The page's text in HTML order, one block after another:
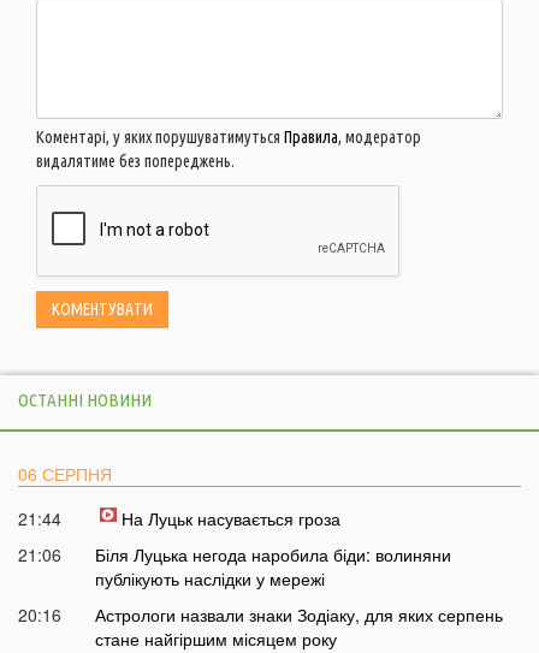
Коментарі, у яких порушуватимуться Правила, модератор
видалятиме без попереджень.
ОСТАННІ НОВИНИ
06 СЕРПНЯ
21:44
На Луцьк насувається гроза
21:06
Біля Луцька негода наробила біди: волиняни
публікують наслідки у мережі
20:16
Астрологи назвали знаки Зодіаку, для яких серпень
стане найгіршим місяцем року